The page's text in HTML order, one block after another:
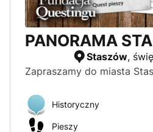
Zachodniopomorskie
Czas trwania
Krótki (<45 min)
Optymalny (45 min-90min)
Długi (>90 min)
PANORAMA
Staszów,
Zapraszamy do miasta
Historyczny
Pieszy